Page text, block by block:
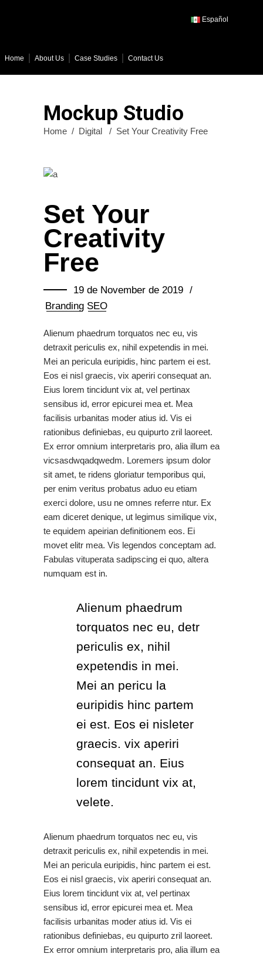
Español
Home About Us Case Studies Contact Us
Mockup Studio
Home / Digital / Set Your Creativity Free
Set Your
Creativity
Free
19 de November de 2019
Branding SEO
Alienum phaedrum torquatos nec eu, vis
detraxit periculis ex, nihil expetendis in mei.
Mei an pericula euripidis, hinc partem ei est.
Eos ei nisl graecis, vix aperiri consequat an.
Eius lorem tincidunt vix at, vel pertinax
sensibus id, error epicurei mea et. Mea
facilisis urbanitas moder atius id. Vis ei
rationibus definiebas, eu quipurto zril laoreet.
Ex error omnium interpretaris pro, alia illum ea
vicsasdwqadqwedm. Loremers ipsum dolor
sit amet, te ridens gloriatur temporibus qui,
per enim veritus probatus aduo eu etiam
exerci dolore, usu ne omnes referre ntur. Ex
eam diceret denique, ut legimus similique vix,
te equidem apeirian definitionem eos. Ei
movet elitr mea. Vis legendos conceptam ad.
Fabulas vituperata sadipscing ei quo, altera
numquam est in.
Alienum phaedrum
torquatos nec eu, detr
periculis ex, nihil
expetendis in mei.
Mei an pericu la
euripidis hinc partem
ei est. Eos ei nisleter
graecis. vix aperiri
consequat an. Eius
lorem tincidunt vix at,
velete.
Alienum phaedrum torquatos nec eu, vis
detraxit periculis ex, nihil expetendis in mei.
Mei an pericula euripidis, hinc partem ei est.
Eos ei nisl graecis, vix aperiri consequat an.
Eius lorem tincidunt vix at, vel pertinax
sensibus id, error epicurei mea et. Mea
facilisis urbanitas moder atius id. Vis ei
rationibus definiebas, eu quipurto zril laoreet.
Ex error omnium interpretaris pro, alia illum ea